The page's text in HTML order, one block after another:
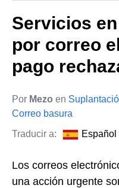
Servicios
por correo
pago
Por Mezo en
Correo basura
Traducir a:
Español
Los correos
una acción urgente